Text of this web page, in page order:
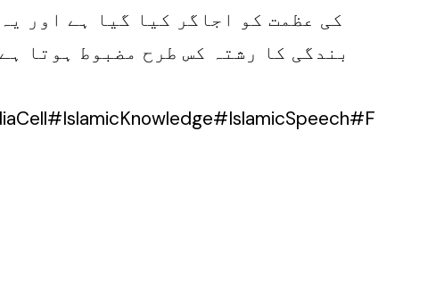
کی عظمت کو اجاگر کیا گیا ہے اور
بندگی کا رشتہ کس طرح مضبوط ہوتا